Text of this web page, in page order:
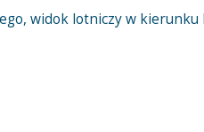
widok lotniczy w kierunku